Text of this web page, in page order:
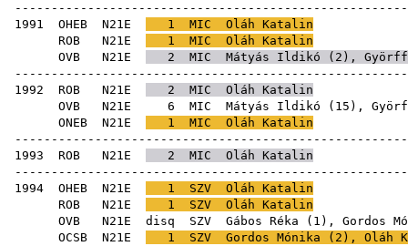
1991 OHEB N21E 1 MIC Oláh Katalin
ROB N21E 1 MIC Oláh Katalin
OVB N21E 2 MIC Mátyás Ildikó ( 2 ),
1992 ROB N21E 2 MIC Oláh Katalin
OVB N21E 6 MIC Mátyás Ildikó ( 15 ),
ONEB N21E 1 MIC Oláh Katalin
1993 ROB N21E 2 MIC Oláh Katalin
1994 OHEB N21E 1 SZV Oláh Katalin
ROB N21E 1 SZV Oláh Katalin
OVB N21E disq SZV Gábos Réka ( 1 ), Gordos
OCSB N21E 1 SZV Gordos Mónika ( 2 ), Oláh